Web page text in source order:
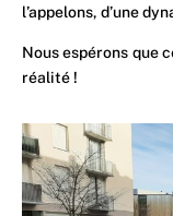
l’appelons, d’une
Nous espérons que
réalité !